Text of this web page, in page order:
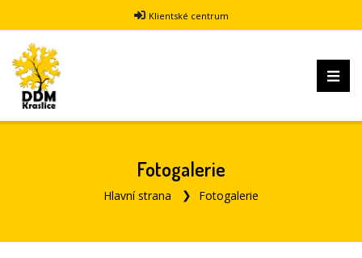
Klientské centrum
Fotogalerie
Hlavní strana Fotogalerie